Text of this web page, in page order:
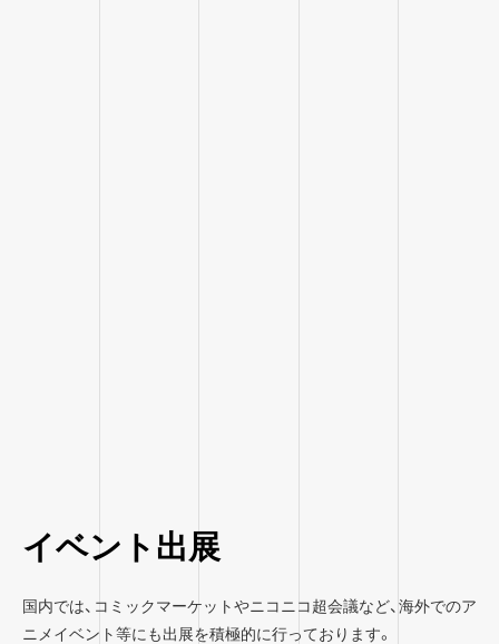
イベント出展
国内では、コミックマーケットやニコニコ超会議など、海外でのア
ニメイベント等にも出展を積極的に行っております。